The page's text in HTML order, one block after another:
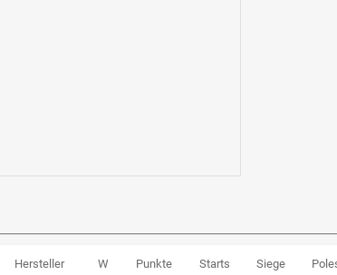
Hersteller W Punkte Starts Siege